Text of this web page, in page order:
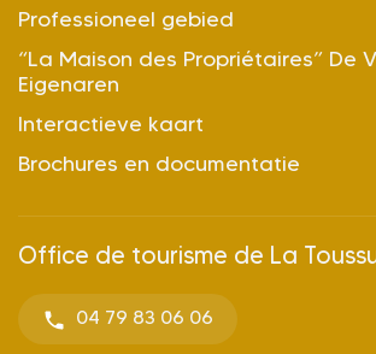
Professioneel gebied
“La Maison des Propriétaires” De
Eigenaren
Interactieve kaart
Brochures en documentatie
Office de tourisme de La
04 79 83 06 06